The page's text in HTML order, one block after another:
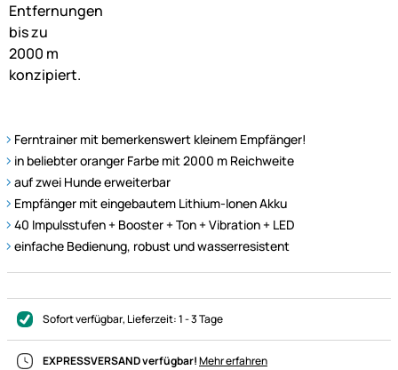
Ferntrainer mit bemerkenswert kleinem Empfänger!
in beliebter oranger Farbe mit 2000 m Reichweite
auf zwei Hunde erweiterbar
Empfänger mit eingebautem Lithium-Ionen Akku
40 Impulsstufen + Booster + Ton + Vibration + LED
einfache Bedienung, robust und wasserresistent
Sofort verfügbar, Lieferzeit:1 - 3 Tage
EXPRESSVERSAND verfügbar!Mehr erfahren